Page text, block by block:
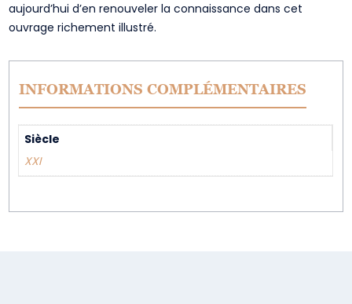
aujourd’hui d’en renouveler la connaissance dans cet
ouvrage richement illustré.
INFORMATIONS COMPLÉMENTAIRES
Siècle
XXI